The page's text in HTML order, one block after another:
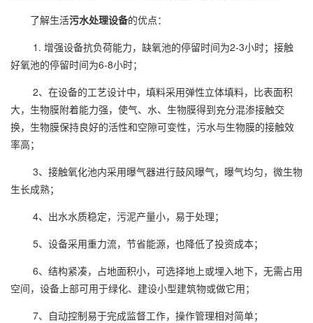
了解生活污水处理设备的优点：
1. 增强设备抗负荷能力，缺氧池的停留时间为2-3小时；接触
好氧池的停留时间为6-8小时；
2、在设备的工艺设计中，填料采用弹性立体填料，比表面积
大，生物膜附着能力强，使气、水、生物膜得到充分混渗接触交
换，生物膜保持良好的活性和空隙可变性，污水与生物膜的接触效
率高；
3、接触氧化池内采用曝气器进行鼓风曝气，曝气均匀，微生物
生长成熟；
4、出水水质稳定，污泥产量小，易于处理；
5、设备采用重力流，节省能源，也降低了投资成本；
6、结构紧凑，占地面积小，可选择地上或埋入地下，无需占用
空间，设备上部可用于绿化、建设小型建筑物或做它用；
7、自动控制易于完成监督工作，操作管理相对简单；